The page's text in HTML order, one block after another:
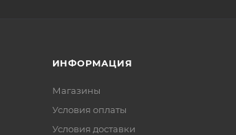
ИНФОРМАЦИЯ
Магазины
Условия оплаты
Условия доставки